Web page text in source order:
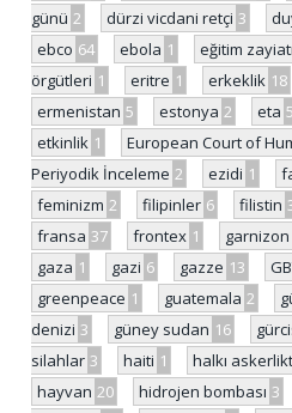
günü 2 dürzi vicdani retçi 3
ebco 64 ebola 1 eğitim zayiatı
örgütleri 1 eritre 1 erkeklik 18
ermenistan 5 estonya 2 eta 5
etkinlik 1 European Court of
Periyodik İnceleme 2 ezidi 1
feminizm 2 filipinler 6 filistin
fransa 37 frontex 1
gaza 1 gazi 6 gazze 13
greenpeace 1 guatemala 2
denizi 3 güney sudan 16
silahlar 3 haiti 1 halkı
hayvan 20 hidrojen bombası 3